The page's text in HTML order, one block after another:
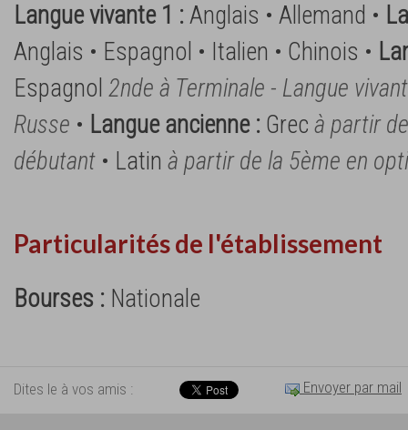
Langue vivante 1 :Anglais • Allemand •
Anglais • Espagnol • Italien • Chinois •
Espagnol 2nde à Terminale - Langue
Russe • Langue ancienne : Grec à partir
débutant • Latin à partir de la 5ème en
Particularités de l'établissement
Bourses : Nationale
Dites le à vos amis : Envoyer par mail